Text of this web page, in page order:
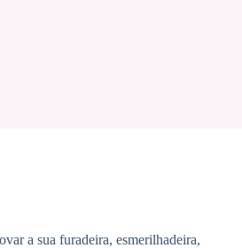
a sua furadeira, esmerilhadeira,